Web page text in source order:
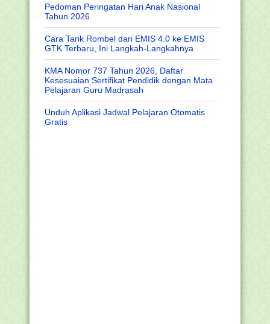
Pedoman Peringatan Hari Anak Nasional
Tahun 2026
Cara Tarik Rombel dari EMIS 4.0 ke EMIS
GTK Terbaru, Ini Langkah-Langkahnya
KMA Nomor 737 Tahun 2026, Daftar
Kesesuaian Sertifikat Pendidik dengan Mata
Pelajaran Guru Madrasah
Unduh Aplikasi Jadwal Pelajaran Otomatis
Gratis